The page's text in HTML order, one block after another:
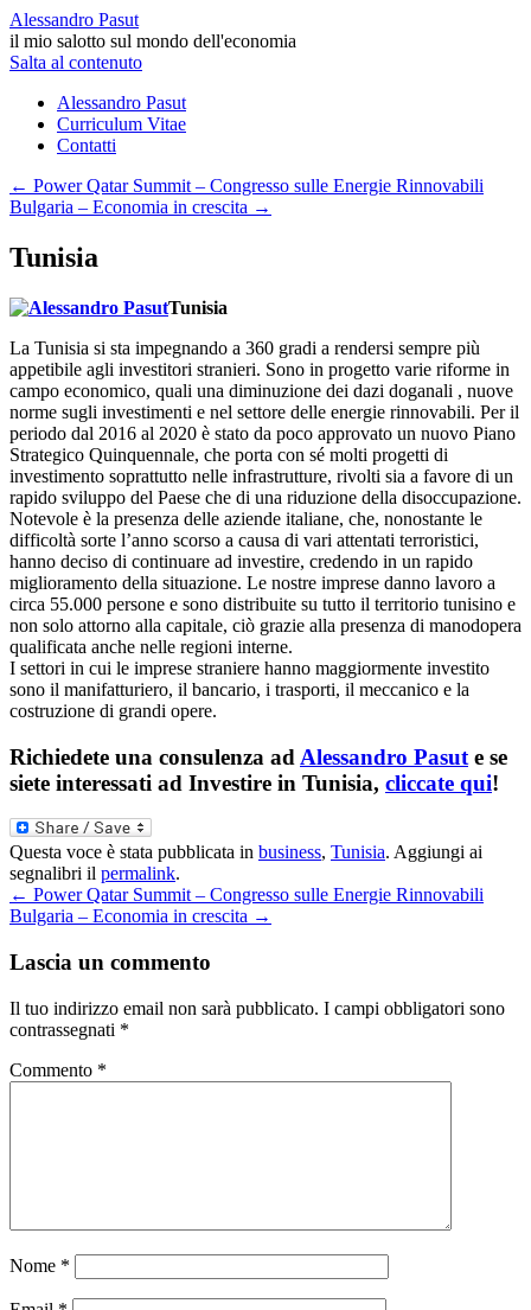
Alessandro Pasut
il mio salotto sul mondo dell'economia
Salta al contenuto
Alessandro Pasut
Curriculum Vitae
Contatti
← Power Qatar Summit – Congresso sulle Energie Rinnovabili
Bulgaria – Economia in crescita →
Tunisia
Tunisia
La Tunisia si sta impegnando a 360 gradi a rendersi sempre più
appetibile agli investitori stranieri. Sono in progetto varie riforme in
campo economico, quali una diminuzione dei dazi doganali , nuove
norme sugli investimenti e nel settore delle energie rinnovabili. Per il
periodo dal 2016 al 2020 è stato da poco approvato un nuovo Piano
Strategico Quinquennale, che porta con sé molti progetti di
investimento soprattutto nelle infrastrutture, rivolti sia a favore di un
rapido sviluppo del Paese che di una riduzione della disoccupazione.
Notevole è la presenza delle aziende italiane, che, nonostante le
difficoltà sorte l’anno scorso a causa di vari attentati terroristici,
hanno deciso di continuare ad investire, credendo in un rapido
miglioramento della situazione. Le nostre imprese danno lavoro a
circa 55.000 persone e sono distribuite su tutto il territorio tunisino e
non solo attorno alla capitale, ciò grazie alla presenza di manodopera
qualificata anche nelle regioni interne.
I settori in cui le imprese straniere hanno maggiormente investito
sono il manifatturiero, il bancario, i trasporti, il meccanico e la
costruzione di grandi opere.
Richiedete una consulenza ad Alessandro Pasut e se
siete interessati ad Investire in Tunisia, cliccate qui!
Questa voce è stata pubblicata in business, Tunisia. Aggiungi ai
segnalibri il permalink.
← Power Qatar Summit – Congresso sulle Energie Rinnovabili
Bulgaria – Economia in crescita →
Lascia un commento
Il tuo indirizzo email non sarà pubblicato. I campi obbligatori sono
contrassegnati *
Commento *
Nome *